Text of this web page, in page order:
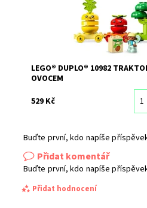
LEGO® DUPLO® 10982
OVOCEM
529 Kč
Buďte první, kdo napíše
Přidat komentář
Buďte první, kdo napíše
Přidat hodnocení